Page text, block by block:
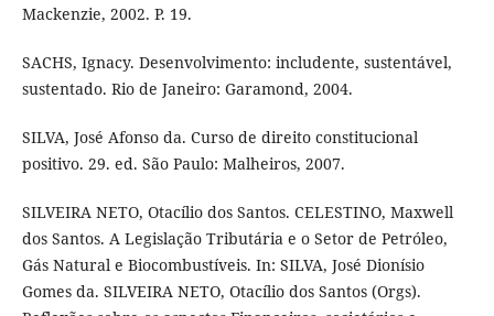
Mackenzie, 2002. P. 19.
SACHS, Ignacy. Desenvolvimento: includente, sustentável,
sustentado. Rio de Janeiro: Garamond, 2004.
SILVA, José Afonso da. Curso de direito constitucional
positivo. 29. ed. São Paulo: Malheiros, 2007.
SILVEIRA NETO, Otacílio dos Santos. CELESTINO, Maxwell
dos Santos. A Legislação Tributária e o Setor de Petróleo,
Gás Natural e Biocombustíveis. In: SILVA, José Dionísio
Gomes da. SILVEIRA NETO, Otacílio dos Santos (Orgs).